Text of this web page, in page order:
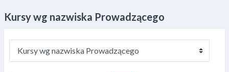
Kursy wg nazwiska Prowadzącego
Kategorie kursów